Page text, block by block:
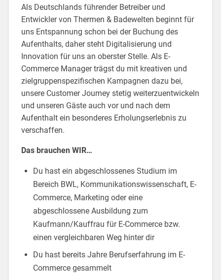
Als Deutschlands führender Betreiber und
Entwickler von Thermen & Badewelten beginnt für
uns Entspannung schon bei der Buchung des
Aufenthalts, daher steht Digitalisierung und
Innovation für uns an oberster Stelle. Als E-
Commerce Manager trägst du mit kreativen und
zielgruppenspezifischen Kampagnen dazu bei,
unsere Customer Journey stetig weiterzuentwickeln
und unseren Gäste auch vor und nach dem
Aufenthalt ein besonderes Erholungserlebnis zu
verschaffen.
Das brauchen WIR…
Du hast ein abgeschlossenes Studium im
Bereich BWL, Kommunikationswissenschaft, E-
Commerce, Marketing oder eine
abgeschlossene Ausbildung zum
Kaufmann/Kauffrau für E-Commerce bzw.
einen vergleichbaren Weg hinter dir
Du hast bereits Jahre Berufserfahrung im E-
Commerce gesammelt